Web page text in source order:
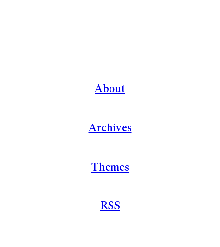
About
Archives
Themes
RSS